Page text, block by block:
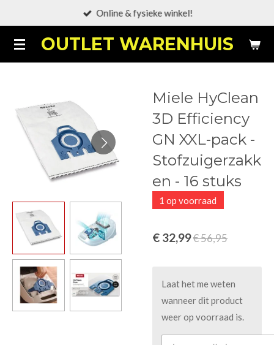
naar
de
OUTLET WARENHUIS
Online & fysieke winkel!
Miele HyClean
3D Efficiency
GN XXL-pack -
Stofzuigerzakk
en - 16 stuks
1 op voorraad
€ 32,99€ 56,95
Laat het me weten
wanneer dit product
weer op voorraad is.